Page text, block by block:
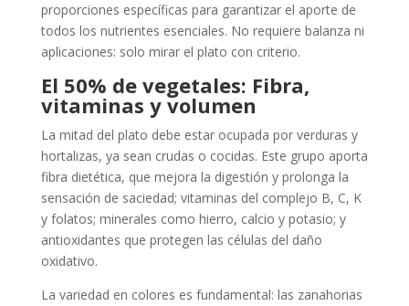
proporciones específicas para garantizar el aporte de
todos los nutrientes esenciales. No requiere balanza ni
aplicaciones: solo mirar el plato con criterio.
El 50% de vegetales: Fibra,
vitaminas y volumen
La mitad del plato debe estar ocupada por verduras y
hortalizas, ya sean crudas o cocidas. Este grupo aporta
fibra dietética, que mejora la digestión y prolonga la
sensación de saciedad; vitaminas del complejo B, C, K
y folatos; minerales como hierro, calcio y potasio; y
antioxidantes que protegen las células del daño
oxidativo.
La variedad en colores es fundamental: las zanahorias